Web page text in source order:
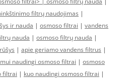
filtrų naudojimas |
ir nauda | osmoso filtrai | vandens
nauda | osmoso filtrų nauda |
| apie geriamo vandens filtrus |
naudingi osmoso filtrai | osmoso
filtrai | kuo naudingi osmoso filtrai |